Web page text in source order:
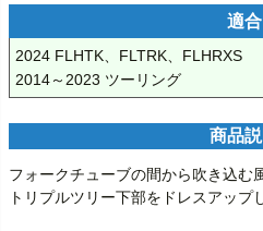
適合
2024 FLHTK、FLTRK、FLHRXS
2014～2023 ツーリング
商品
フォークチューブの間から吹き込む
トリプルツリー下部をドレスアップ